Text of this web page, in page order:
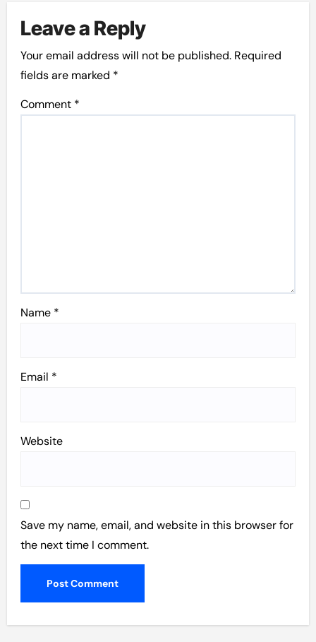
Leave a Reply
Your email address will not be published. Required
fields are marked *
Comment *
Name *
Email *
Website
Save my name, email, and website in this browser for
the next time I comment.